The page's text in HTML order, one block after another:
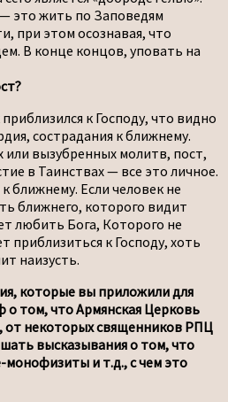
это жить по Заповедям
при этом осознавая, что
В конце концов, уповать на
к Господу, что видно
сострадания к ближнему.
вызубренных молитв, пост,
в Таинствах — все это личное.
ближнему. Если человек не
ближнего, которого видит
любить Бога, Которого не
приблизиться к Господу, хоть
наизусть.
которые вы приложили для
о том, что Армянская Церковь
от некоторых священников РПЦ
высказывания о том, что
монофизиты и т.д., с чем это